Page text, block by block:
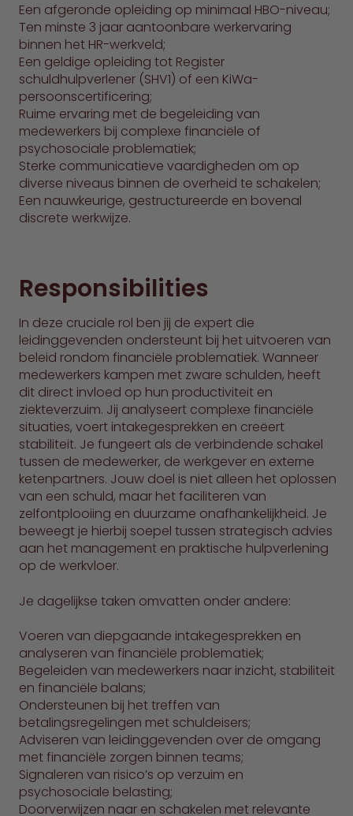
Een afgeronde opleiding op minimaal HBO-niveau;
Ten minste 3 jaar aantoonbare werkervaring
binnen het HR-werkveld;
Een geldige opleiding tot Register
schuldhulpverlener (SHV1) of een KiWa-
persoonscertificering;
Ruime ervaring met de begeleiding van
medewerkers bij complexe financiële of
psychosociale problematiek;
Sterke communicatieve vaardigheden om op
diverse niveaus binnen de overheid te schakelen;
Een nauwkeurige, gestructureerde en bovenal
discrete werkwijze.
Responsibilities
In deze cruciale rol ben jij de expert die
leidinggevenden ondersteunt bij het uitvoeren van
beleid rondom financiële problematiek. Wanneer
medewerkers kampen met zware schulden, heeft
dit direct invloed op hun productiviteit en
ziekteverzuim. Jij analyseert complexe financiële
situaties, voert intakegesprekken en creëert
stabiliteit. Je fungeert als de verbindende schakel
tussen de medewerker, de werkgever en externe
ketenpartners. Jouw doel is niet alleen het oplossen
van een schuld, maar het faciliteren van
zelfontplooiing en duurzame onafhankelijkheid. Je
beweegt je hierbij soepel tussen strategisch advies
aan het management en praktische hulpverlening
op de werkvloer.
Je dagelijkse taken omvatten onder andere:
Voeren van diepgaande intakegesprekken en
analyseren van financiële problematiek;
Begeleiden van medewerkers naar inzicht, stabiliteit
en financiële balans;
Ondersteunen bij het treffen van
betalingsregelingen met schuldeisers;
Adviseren van leidinggevenden over de omgang
met financiële zorgen binnen teams;
Signaleren van risico’s op verzuim en
psychosociale belasting;
Doorverwijzen naar en schakelen met relevante